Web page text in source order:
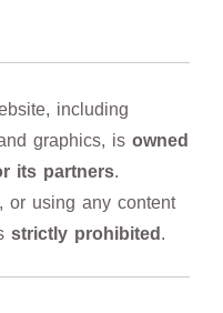
including
graphics, is owned
its partners.
or using any content
strictly prohibited .